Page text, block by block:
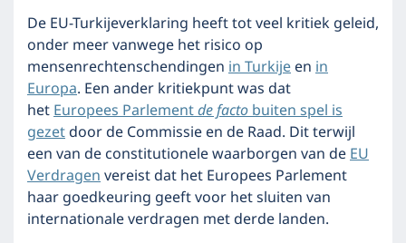
De EU-Turkijeverklaring heeft tot veel kritiek geleid,
onder meer vanwege het risico op
mensenrechtenschendingenin Turkijeenin
Europa. Een ander kritiekpunt was dat
hetEuropees Parlementde factobuiten spel is
gezetdoor de Commissie en de Raad. Dit terwijl
een van de constitutionele waarborgen van deEU
Verdragenvereist dat het Europees Parlement
haar goedkeuring geeft voor het sluiten van
internationale verdragen met derde landen.